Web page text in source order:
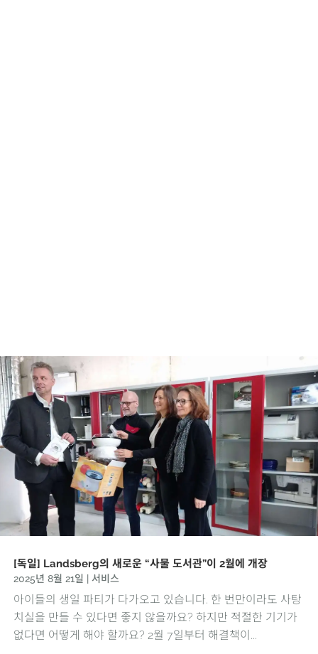
[독일] Landsberg의 새로운 “사물 도서관”이 2월에 개장
2025년 8월 21일 서비스
아이들의 생일 파티가 다가오고 있습니다. 한 번만이라도 사탕
치실을 만들 수 있다면 좋지 않을까요? 하지만 적절한 기기가
없다면 어떻게 해야 할까요? 2월 7일부터 해결책이...